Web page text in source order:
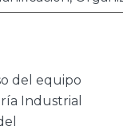
del equipo
Industrial